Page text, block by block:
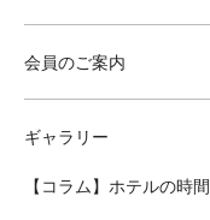
会員のご案内
ギャラリー
【コラム】ホテルの時間